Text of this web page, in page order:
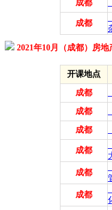
成都
成都
2021年10月（成都）房
开课地点
成都
成都
成都
成都
成都
成都